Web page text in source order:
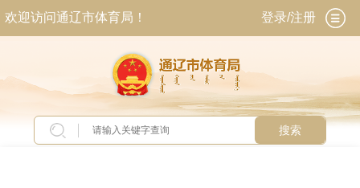
欢迎访问通辽市体育局！ 登录/注册
搜索